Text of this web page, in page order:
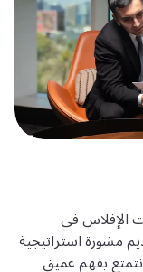
الإفلاس في
مشورة استراتيجية
بفهم عميق